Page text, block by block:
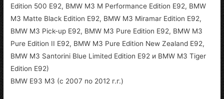
Edition 500 E92, BMW M3 M Performance Edition E92, BMW
M3 Matte Black Edition E92, BMW M3 Miramar Edition E92,
BMW M3 Pick-up E92, BMW M3 Pure Edition E92, BMW M3
Pure Edition II E92, BMW M3 Pure Edition New Zealand E92,
BMW M3 Santorini Blue Limited Edition E92 и BMW M3 Tiger
Edition E92)
BMW E93 M3 (с 2007 по 2012 г.г.)